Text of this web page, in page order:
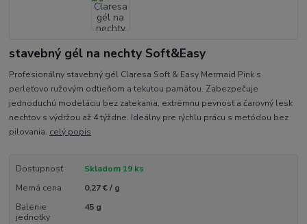
stavebný gél na nechty Soft&Easy
Profesionálny stavebný gél Claresa Soft & Easy Mermaid Pink s
perleťovo ružovým odtieňom a tekutou pamäťou. Zabezpečuje
jednoduchú modeláciu bez zatekania, extrémnu pevnosť a čarovný lesk
nechtov s výdržou až 4 týždne. Ideálny pre rýchlu prácu s metódou bez
pilovania. celý popis
Dostupnosť
Skladom 19 ks
Merná cena
0,27 € / g
Balenie
jednotky
45 g